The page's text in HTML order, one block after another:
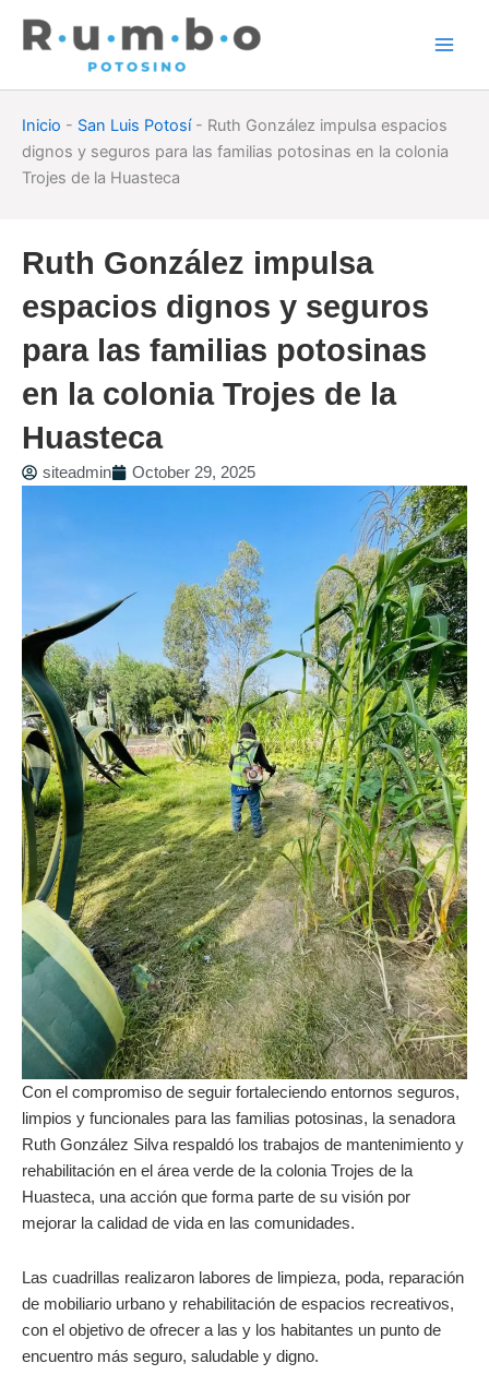
Inicio - San Luis Potosí- Ruth González impulsa espacios
dignos y seguros para las familias potosinas en la colonia
Trojes de la Huasteca
Ruth González impulsa
espacios dignos y seguros
para las familias potosinas
en la colonia Trojes de la
Huasteca
siteadmin October 29, 2025
Con el compromiso de seguir fortaleciendo entornos seguros,
limpios y funcionales para las familias potosinas, la senadora
Ruth González Silva respaldó los trabajos de mantenimiento y
rehabilitación en el área verde de la colonia Trojes de la
Huasteca, una acción que forma parte de su visión por
mejorar la calidad de vida en las comunidades.
Las cuadrillas realizaron labores de limpieza, poda, reparación
de mobiliario urbano y rehabilitación de espacios recreativos,
con el objetivo de ofrecer a las y los habitantes un punto de
encuentro más seguro, saludable y digno.